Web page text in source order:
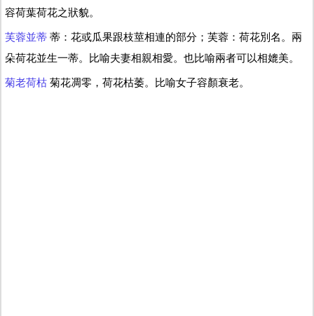
容荷葉荷花之狀貌。
芙蓉並蒂 蒂：花或瓜果跟枝莖相連的部分；芙蓉：荷花別名。兩
朵荷花並生一蒂。比喻夫妻相親相愛。也比喻兩者可以相媲美。
菊老荷枯 菊花凋零，荷花枯萎。比喻女子容顏衰老。